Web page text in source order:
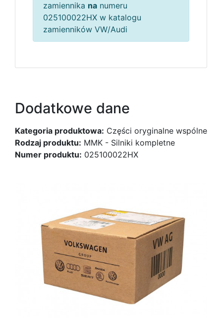
zamiennika na numeru
025100022HX w katalogu
zamienników VW/Audi
Dodatkowe dane
Kategoria produktowa: Części oryginalne wspólne
Rodzaj produktu: MMK - Silniki kompletne
Numer produktu: 025100022HX